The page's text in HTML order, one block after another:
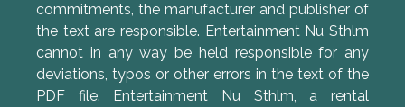
commitments, the manufacturer and publisher of
the text are responsible. Entertainment Nu Sthlm
cannot in any way be held responsible for any
deviations, typos or other errors in the text of the
PDF file. Entertainment Nu Sthlm, a rental